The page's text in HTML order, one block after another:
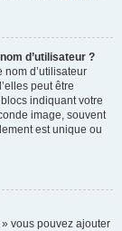
d’utilisateur ?
nom d’utilisateur
peut être
indiquant votre
image, souvent
est unique ou
» vous pouvez ajouter